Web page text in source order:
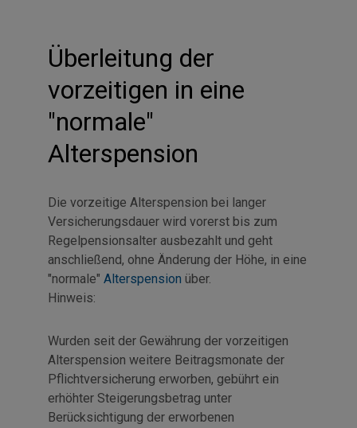
Überleitung der
vorzeitigen in eine
"normale"
Alterspension
Die vorzeitige Alterspension bei langer
Versicherungsdauer wird vorerst bis zum
Regelpensionsalter ausbezahlt und geht
anschließend, ohne Änderung der Höhe, in eine
"normale" Alterspension über.
Hinweis:
Wurden seit der Gewährung der vorzeitigen
Alterspension weitere Beitragsmonate der
Pflichtversicherung erworben, gebührt ein
erhöhter Steigerungsbetrag unter
Berücksichtigung der erworbenen